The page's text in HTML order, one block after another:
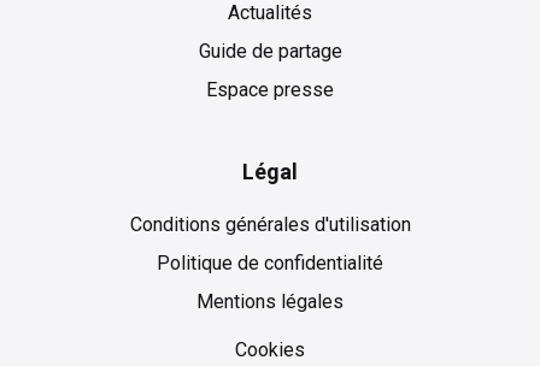
Actualités
Guide de partage
Espace presse
Légal
Conditions générales d'utilisation
Politique de confidentialité
Mentions légales
Cookies